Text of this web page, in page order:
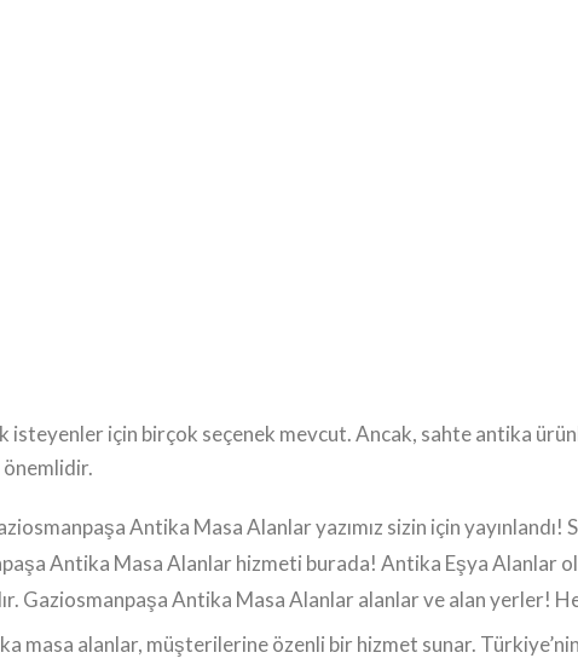
isteyenler için birçok seçenek mevcut. Ancak, sahte antika
önemlidir.
Antika Masa Alanlar yazımız sizin için
Antika Masa Alanlar hizmeti burada! Antika Eşya Alanlar
Gaziosmanpaşa Antika Masa Alanlar alanlar ve alan yerler!
masa alanlar, müşterilerine özenli bir hizmet sunar.